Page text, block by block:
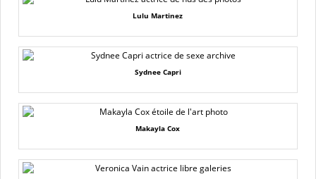
Lulu Martinez
Sydnee Capri
Makayla Cox